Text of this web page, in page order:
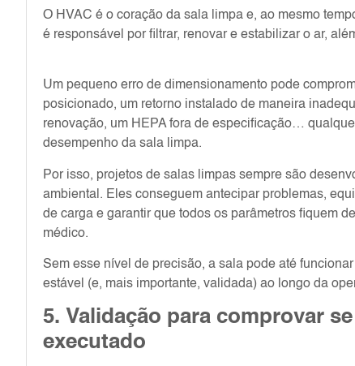
O HVAC é o coração da sala limpa e, ao mesmo
é responsável por filtrar, renovar e estabilizar o ar,
Um pequeno erro de dimensionamento pode
posicionado, um retorno instalado de maneira
renovação, um HEPA fora de especificação…
desempenho da sala limpa.
Por isso, projetos de salas limpas sempre são
ambiental. Eles conseguem antecipar problemas,
de carga e garantir que todos os parâmetros fiquem
médico.
Sem esse nível de precisão, a sala pode até
estável (e, mais importante, validada) ao longo da
5. Validação para comprovar
executado